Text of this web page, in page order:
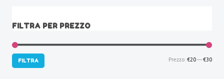
FILTRA PER PREZZO
FILTRA Prezzo: €20—€30